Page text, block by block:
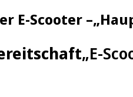
E-Scooter
„E-